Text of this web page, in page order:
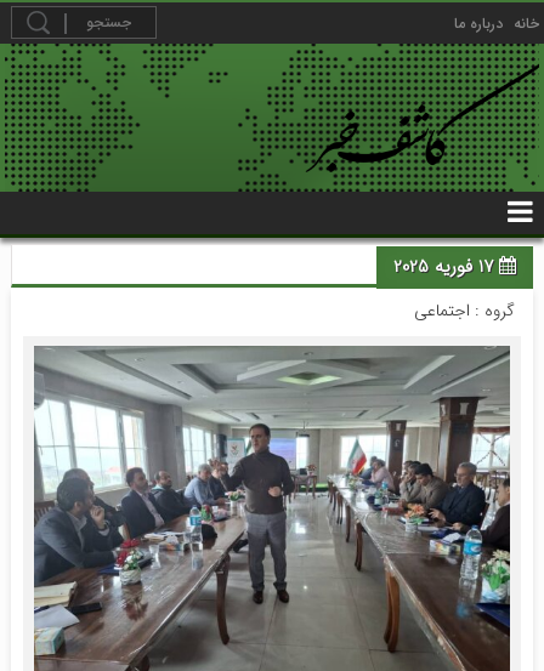
خانه درباره ما
17 فوریه 2025
گروه : اجتماعی